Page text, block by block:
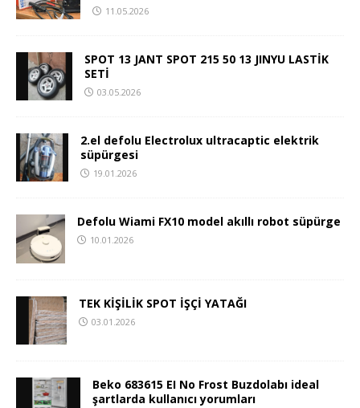
11.05.2026
SPOT 13 JANT SPOT 215 50 13 JINYU LASTİK
SETİ
03.05.2026
2.el defolu Electrolux ultracaptic elektrik
süpürgesi
19.01.2026
Defolu Wiami FX10 model akıllı robot süpürge
10.01.2026
TEK KİŞİLİK SPOT İŞÇİ YATAĞI
03.01.2026
Beko 683615 EI No Frost Buzdolabı ideal
şartlarda kullanıcı yorumları